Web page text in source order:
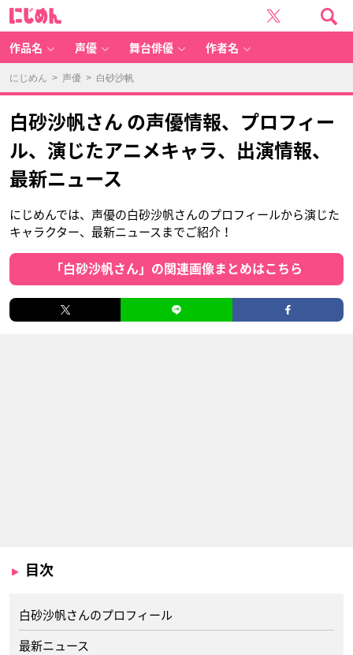
作品名 声優 舞台俳優 作者名
にじめん > 声優 > 白砂沙帆
白砂沙帆さん の声優情報、プロフィー
ル、演じたアニメキャラ、出演情報、
最新ニュース
にじめんでは、声優の白砂沙帆さんのプロフィールから演じた
キャラクター、最新ニュースまでご紹介！
「白砂沙帆さん」の関連画像まとめはこちら
目次
白砂沙帆さんのプロフィール
最新ニュース